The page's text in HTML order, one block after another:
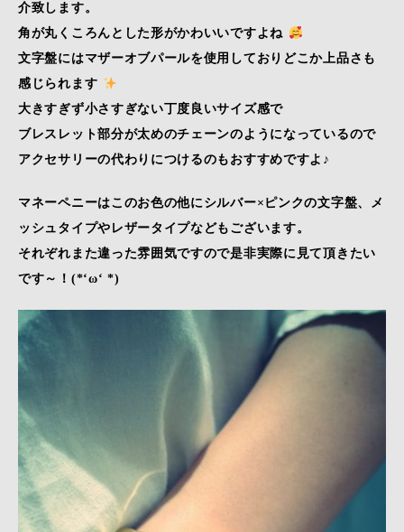
介致します。
角が丸くころんとした形がかわいいですよね
文字盤にはマザーオブパールを使用しておりどこか上品さも
感じられます
大きすぎず小さすぎない丁度良いサイズ感で
ブレスレット部分が太めのチェーンのようになっているので
アクセサリーの代わりにつけるのもおすすめですよ♪
マネーペニーはこのお色の他にシルバー×ピンクの文字盤、メ
ッシュタイプやレザータイプなどもございます。
それぞれまた違った雰囲気ですので是非実際に見て頂きたい
です～！(*‘ω‘ *)